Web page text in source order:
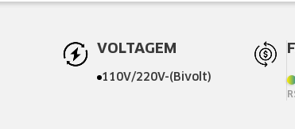
VOLTAGEM
110V/220V-(Bivolt)